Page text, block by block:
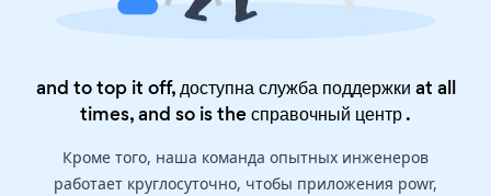
and to top it off, доступна служба поддержки at all
times, and so is theсправочный центр.
Кроме того, наша команда опытных инженеров
работает круглосуточно, чтобы приложения powr,